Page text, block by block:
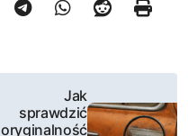
Jak
sprawdzić
oryginalność